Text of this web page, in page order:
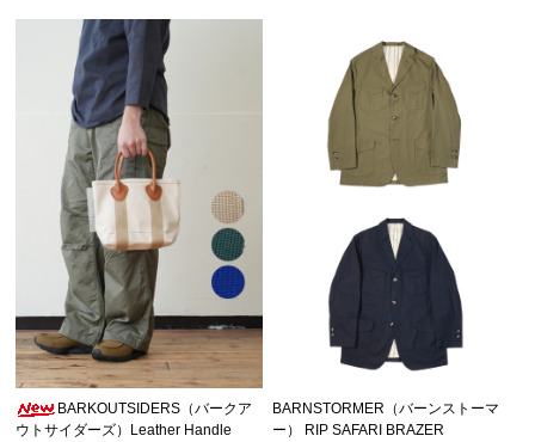
BARKOUTSIDERS（バークア
ウトサイダーズ）Leather Handle
BARNSTORMER（バーンストーマ
ー） RIP SAFARI BRAZER